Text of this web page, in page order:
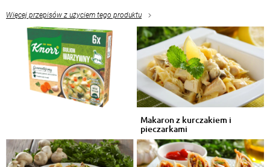
Więcej przepisów z użyciem tego produktu
Makaron z kurczakiem i
pieczarkami